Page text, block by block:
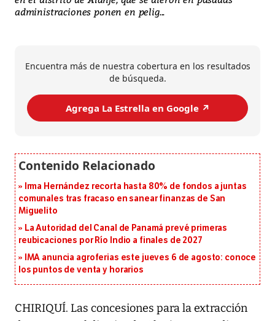
administraciones ponen en pelig...
Encuentra más de nuestra cobertura en los resultados
de búsqueda.
Agrega La Estrella en Google ↗️
Irma Hernández recorta hasta 80% de fondos a juntas
comunales tras fracaso en sanear finanzas de San
Miguelito
La Autoridad del Canal de Panamá prevé primeras
reubicaciones por Río Indio a finales de 2027
IMA anuncia agroferias este jueves 6 de agosto: conoce
los puntos de venta y horarios
CHIRIQUÍ. Las concesiones para la extracción